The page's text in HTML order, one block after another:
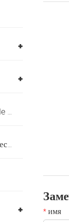
Cold And Heat Shrinkable Cable Accessories
Фитинги для волоконно-оптических кабелей
*имя